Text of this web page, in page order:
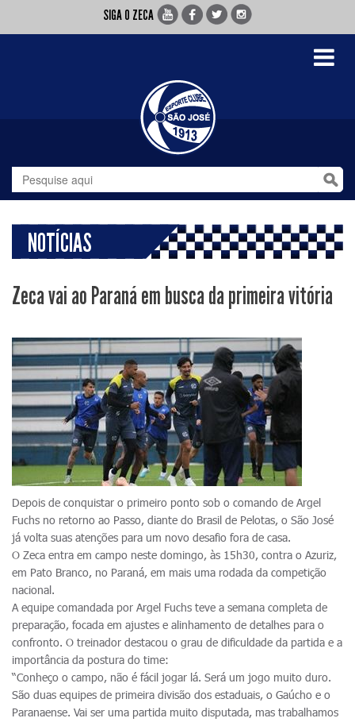
SIGA O ZECA
Toggle
NOTÍCIAS
Zeca vai ao Paraná em busca da primeira vitória
Depois de conquistar o primeiro ponto sob o comando de Argel
Fuchs no retorno ao Passo, diante do Brasil de Pelotas, o São José
já volta suas atenções para um novo desafio fora de casa.
O Zeca entra em campo neste domingo, às 15h30, contra o Azuriz,
em Pato Branco, no Paraná, em mais uma rodada da competição
nacional.
A equipe comandada por Argel Fuchs teve a semana completa de
preparação, focada em ajustes e alinhamento de detalhes para o
confronto. O treinador destacou o grau de dificuldade da partida e a
importância da postura do time:
“Conheço o campo, não é fácil jogar lá. Será um jogo muito duro.
São duas equipes de primeira divisão dos estaduais, o Gaúcho e o
Paranaense. Vai ser uma partida muito disputada, mas trabalhamos